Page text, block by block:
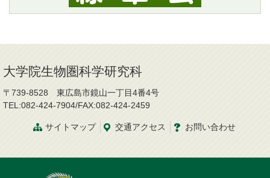
大学院生物圏科学研究科
〒739-8528 東広島市鏡山一丁目4番4号
TEL:082-424-7904/FAX:082-424-2459
サイトマップ 交通アクセス お問い合わせ